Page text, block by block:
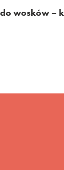
kwadratowy –